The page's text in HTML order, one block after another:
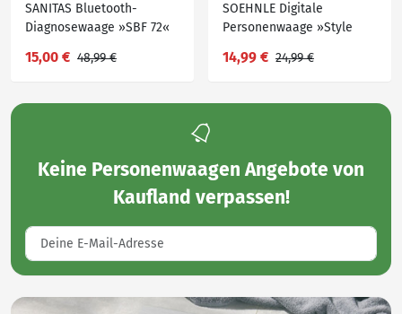
SANITAS Bluetooth-
Diagnosewaage »SBF 72«
15,00 € 48,99 €
SOEHNLE Digitale
Personenwaage »Style
14,99 € 24,99 €
Keine Personenwaagen Angebote von
Kaufland verpassen!